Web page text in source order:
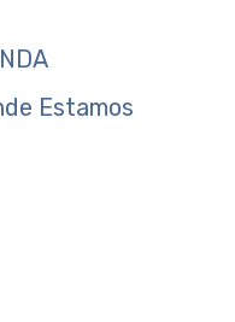
Estamos